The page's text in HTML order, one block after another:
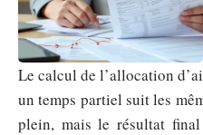
Le calcul de l’allocation
un temps partiel suit les
plein, mais le résultat